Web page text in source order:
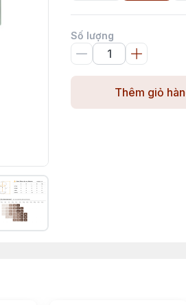
Số lượng
Thêm giỏ